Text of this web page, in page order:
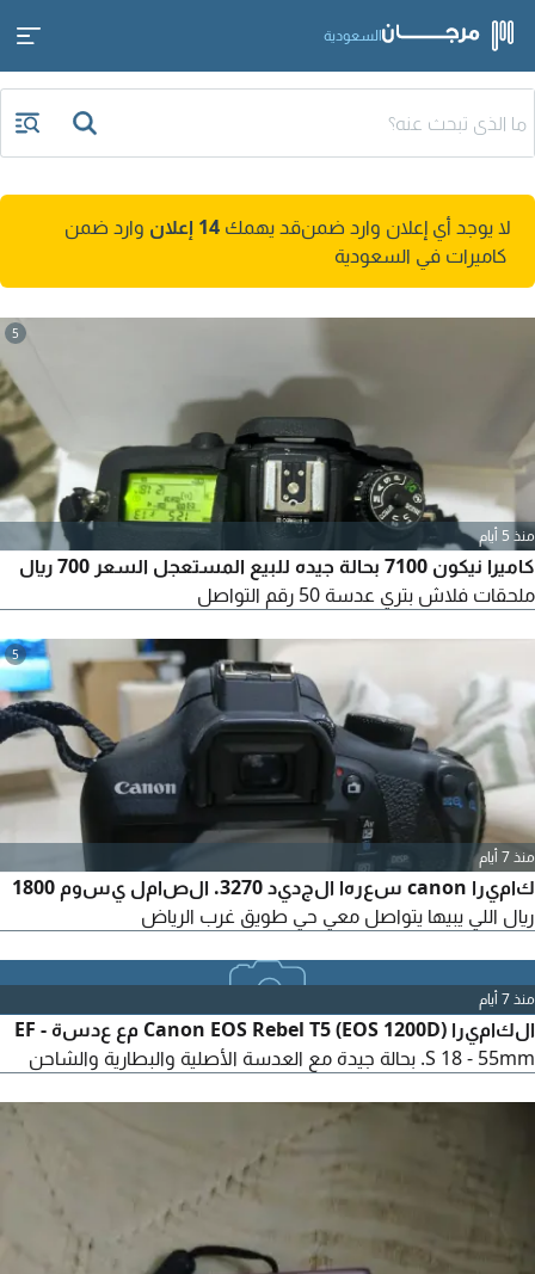
السعودية
لا يوجد أي إعلان وارد ضمنقد يهمك 14 إعلان
وارد ضمن
كاميرات في السعودية
5
منذ 5 أيام
كاميرا نيكون 7100 بحالة جيده للبيع المستعجل السعر 700 ريال
ملحقات فلاش بتري عدسة 50 رقم التواصل
5
منذ 7 أيام
كاميرا canon سعرها الجديد 3270. الصامل يسوم 1800
ريال اللي يبيها يتواصل معي حي طويق غرب الرياض
منذ 7 أيام
الكاميرا Canon EOS Rebel T5 (EOS 1200D) مع عدسة EF -
S 18 - 55mm. بحالة جيدة مع العدسة الأصلية والبطارية والشاحن